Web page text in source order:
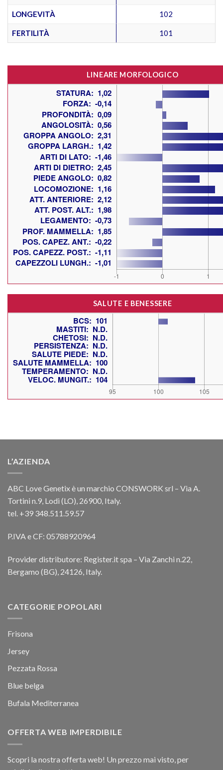
LONGEVITÀ 102
FERTILITÀ 101
LINEARE MORFOLOGICO
SALUTE E BENESSERE
L’AZIENDA
ABC Love Genetix è un marchio CONSWORK srl – Via A.
Tortini n.9, Lodi (LO), 26900, Italy.
tel. +39 348.511.59.57
P.IVA e CF: 05788920964
Provider distributore: Register.it spa – Via Zanchi n.22,
Bergamo (BG), 24126, Italy.
CATEGORIE POPOLARI
Frisona
Jersey
Pezzata Rossa
Blue belga
Bufala Mediterranea
OFFERTA WEB IMPERDIBILE
Scopri la nostra offerta web! Un prezzo mai visto, per